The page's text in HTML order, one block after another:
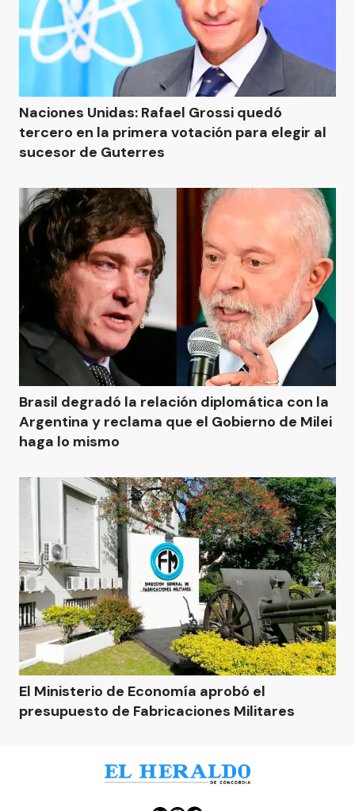
Naciones Unidas: Rafael Grossi quedó
tercero en la primera votación para elegir al
sucesor de Guterres
Brasil degradó la relación diplomática con la
Argentina y reclama que el Gobierno de Milei
haga lo mismo
El Ministerio de Economía aprobó el
presupuesto de Fabricaciones Militares